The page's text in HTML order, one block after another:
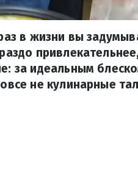
в жизни вы
за идеальным
не кулинарные